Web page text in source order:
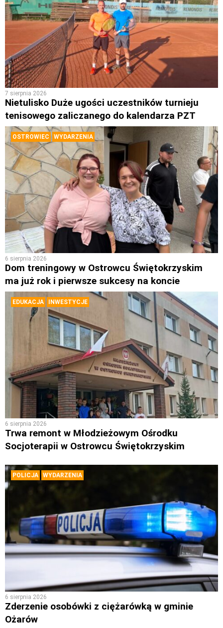
7 sierpnia 2026
Nietulisko Duże ugości uczestników turnieju
tenisowego zaliczanego do kalendarza PZT
OSTROWIEC WYDARZENIA
6 sierpnia 2026
Dom treningowy w Ostrowcu Świętokrzyskim
ma już rok i pierwsze sukcesy na koncie
EDUKACJA INWESTYCJE
6 sierpnia 2026
Trwa remont w Młodzieżowym Ośrodku
Socjoterapii w Ostrowcu Świętokrzyskim
POLICJA WYDARZENIA
6 sierpnia 2026
Zderzenie osobówki z ciężarówką w gminie
Ożarów